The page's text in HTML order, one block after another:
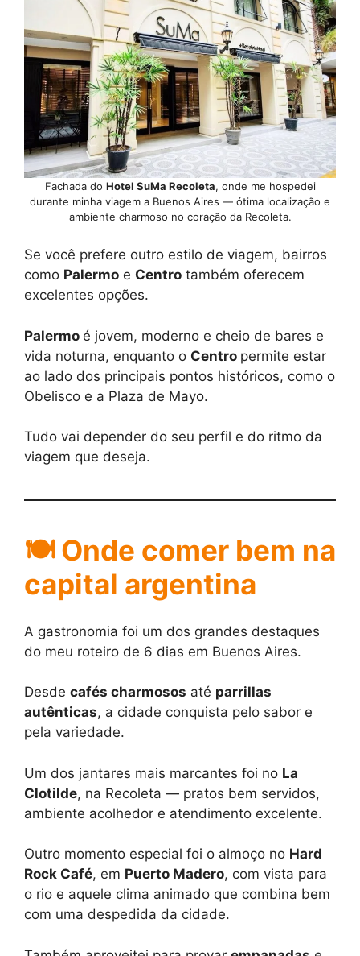
Fachada do Hotel SuMa Recoleta, onde me hospedei
durante minha viagem a Buenos Aires — ótima localização e
ambiente charmoso no coração da Recoleta.
Se você prefere outro estilo de viagem, bairros
como Palermo e Centro também oferecem
excelentes opções.
Palermo é jovem, moderno e cheio de bares e
vida noturna, enquanto o Centro permite estar
ao lado dos principais pontos históricos, como o
Obelisco e a Plaza de Mayo.
Tudo vai depender do seu perfil e do ritmo da
viagem que deseja.
🍽️ Onde comer bem na
capital argentina
A gastronomia foi um dos grandes destaques
do meu roteiro de 6 dias em Buenos Aires.
Desde cafés charmosos até parrillas
autênticas, a cidade conquista pelo sabor e
pela variedade.
Um dos jantares mais marcantes foi no La
Clotilde, na Recoleta — pratos bem servidos,
ambiente acolhedor e atendimento excelente.
Outro momento especial foi o almoço no Hard
Rock Café, em Puerto Madero, com vista para
o rio e aquele clima animado que combina bem
com uma despedida da cidade.